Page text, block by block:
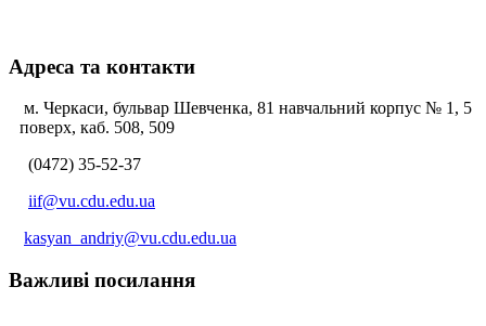
Адреса та контакти
м. Черкаси, бульвар Шевченка, 81 навчальний корпус № 1, 5
поверх, каб. 508, 509
(0472) 35-52-37
iif@vu.cdu.edu.ua
kasyan_andriy@vu.cdu.edu.ua
Важливі посилання